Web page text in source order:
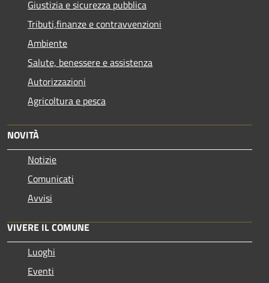
Giustizia e sicurezza pubblica
Tributi,finanze e contravvenzioni
Ambiente
Salute, benessere e assistenza
Autorizzazioni
Agricoltura e pesca
NOVITÀ
Notizie
Comunicati
Avvisi
VIVERE IL COMUNE
Luoghi
Eventi